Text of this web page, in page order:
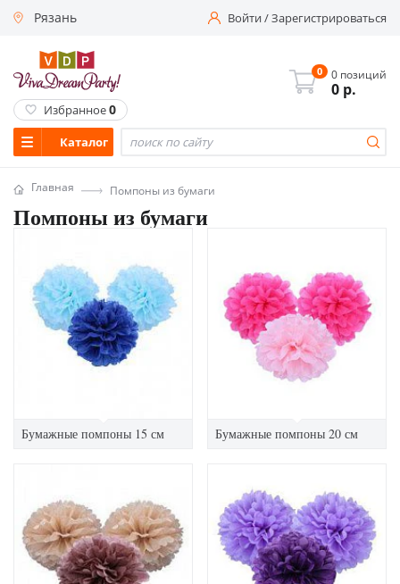
Рязань Войти/Зарегистрироваться
Каталог
0 0 позиций
0 р.
Избранное0
Главная Помпоны из бумаги
Помпоны из бумаги
Бумажные помпоны 15 см Бумажные помпоны 20 см